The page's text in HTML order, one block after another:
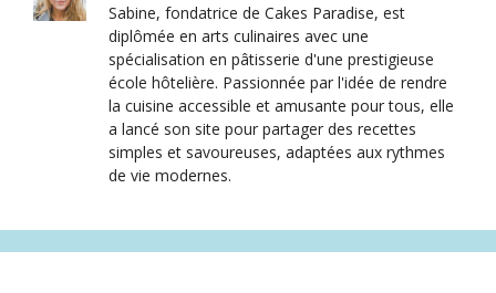
Sabine, fondatrice de Cakes Paradise, est
diplômée en arts culinaires avec une
spécialisation en pâtisserie d'une prestigieuse
école hôtelière. Passionnée par l'idée de rendre
la cuisine accessible et amusante pour tous, elle
a lancé son site pour partager des recettes
simples et savoureuses, adaptées aux rythmes
de vie modernes.